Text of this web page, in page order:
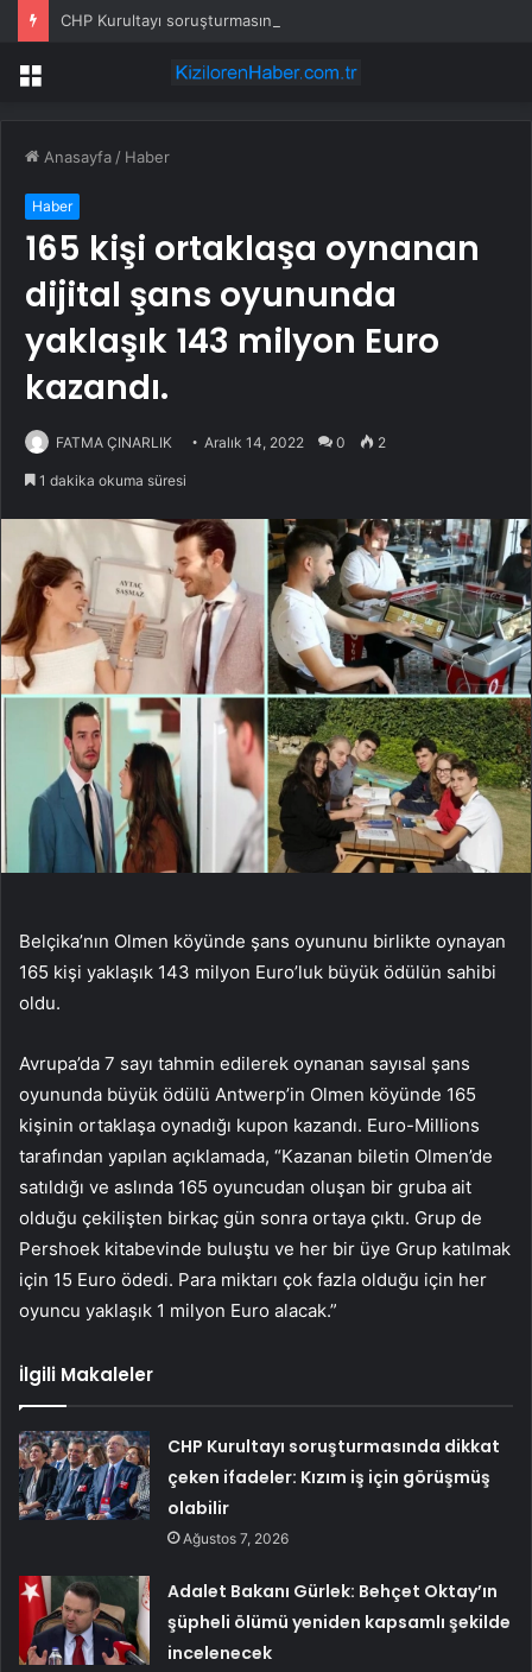
Menü
Anasayfa / Haber
Haber
165 kişi ortaklaşa oynanan
dijital şans oyununda
yaklaşık 143 milyon Euro
kazandı.
FATMA ÇINARLIK Aralık 14, 2022 0 2
1 dakika okuma süresi
Belçika’nın Olmen köyünde şans oyununu birlikte oynayan
165 kişi yaklaşık 143 milyon Euro’luk büyük ödülün sahibi
oldu.
Avrupa’da 7 sayı tahmin edilerek oynanan sayısal şans
oyununda büyük ödülü Antwerp’in Olmen köyünde 165
kişinin ortaklaşa oynadığı kupon kazandı. Euro-Millions
tarafından yapılan açıklamada, “Kazanan biletin Olmen’de
satıldığı ve aslında 165 oyuncudan oluşan bir gruba ait
olduğu çekilişten birkaç gün sonra ortaya çıktı. Grup de
Pershoek kitabevinde buluştu ve her bir üye Grup katılmak
için 15 Euro ödedi. Para miktarı çok fazla olduğu için her
oyuncu yaklaşık 1 milyon Euro alacak.”
İlgili Makaleler
CHP Kurultayı soruşturmasında dikkat
çeken ifadeler: Kızım iş için görüşmüş
olabilir
Ağustos 7, 2026
Adalet Bakanı Gürlek: Behçet Oktay’ın
şüpheli ölümü yeniden kapsamlı şekilde
incelenecek